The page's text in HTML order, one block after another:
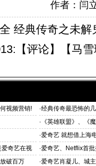
作者：闫
经典传奇之未
【评论】【马雪
视频营销! ·经典传奇最恐怖的
电视剧40集
· 《英雄联盟》、《
·爱奇艺 就想借上海
奇艺在视
·爱奇艺、Netflix首
破百万 ·爱奇艺肖凝儿、城